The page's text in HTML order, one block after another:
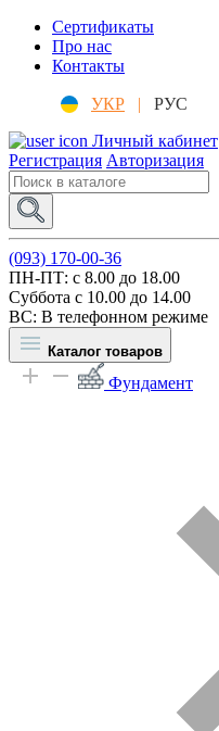
Сертификаты
Про нас
Контакты
УКР |
РУС
Личный кабинет
Регистрация Авторизация
(093) 170-00-36
ПН-ПТ: c 8.00 до 18.00
Суббота с 10.00 до 14.00
ВС: В телефонном режиме
Каталог товаров
Фундамент